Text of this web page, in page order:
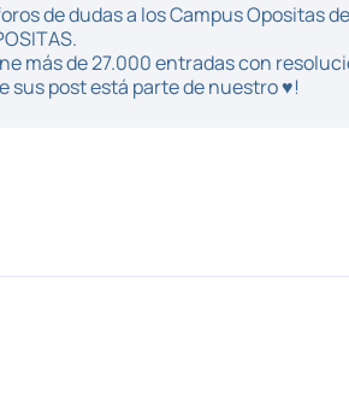
de dudas a los Campus
más de 27.000 entradas con
sus post está parte de nuestro ♥!